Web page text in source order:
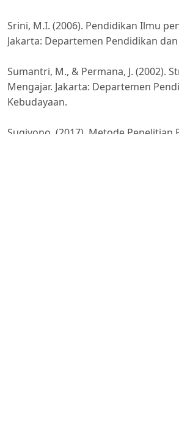
Srini, M.I. (2006). Pendidikan Ilmu
Jakarta: Departemen Pendidikan
Sumantri, M., & Permana, J. (2002).
Mengajar. Jakarta: Departemen
Kebudayaan.
Sugiyono. (2017). Metode Penelitian